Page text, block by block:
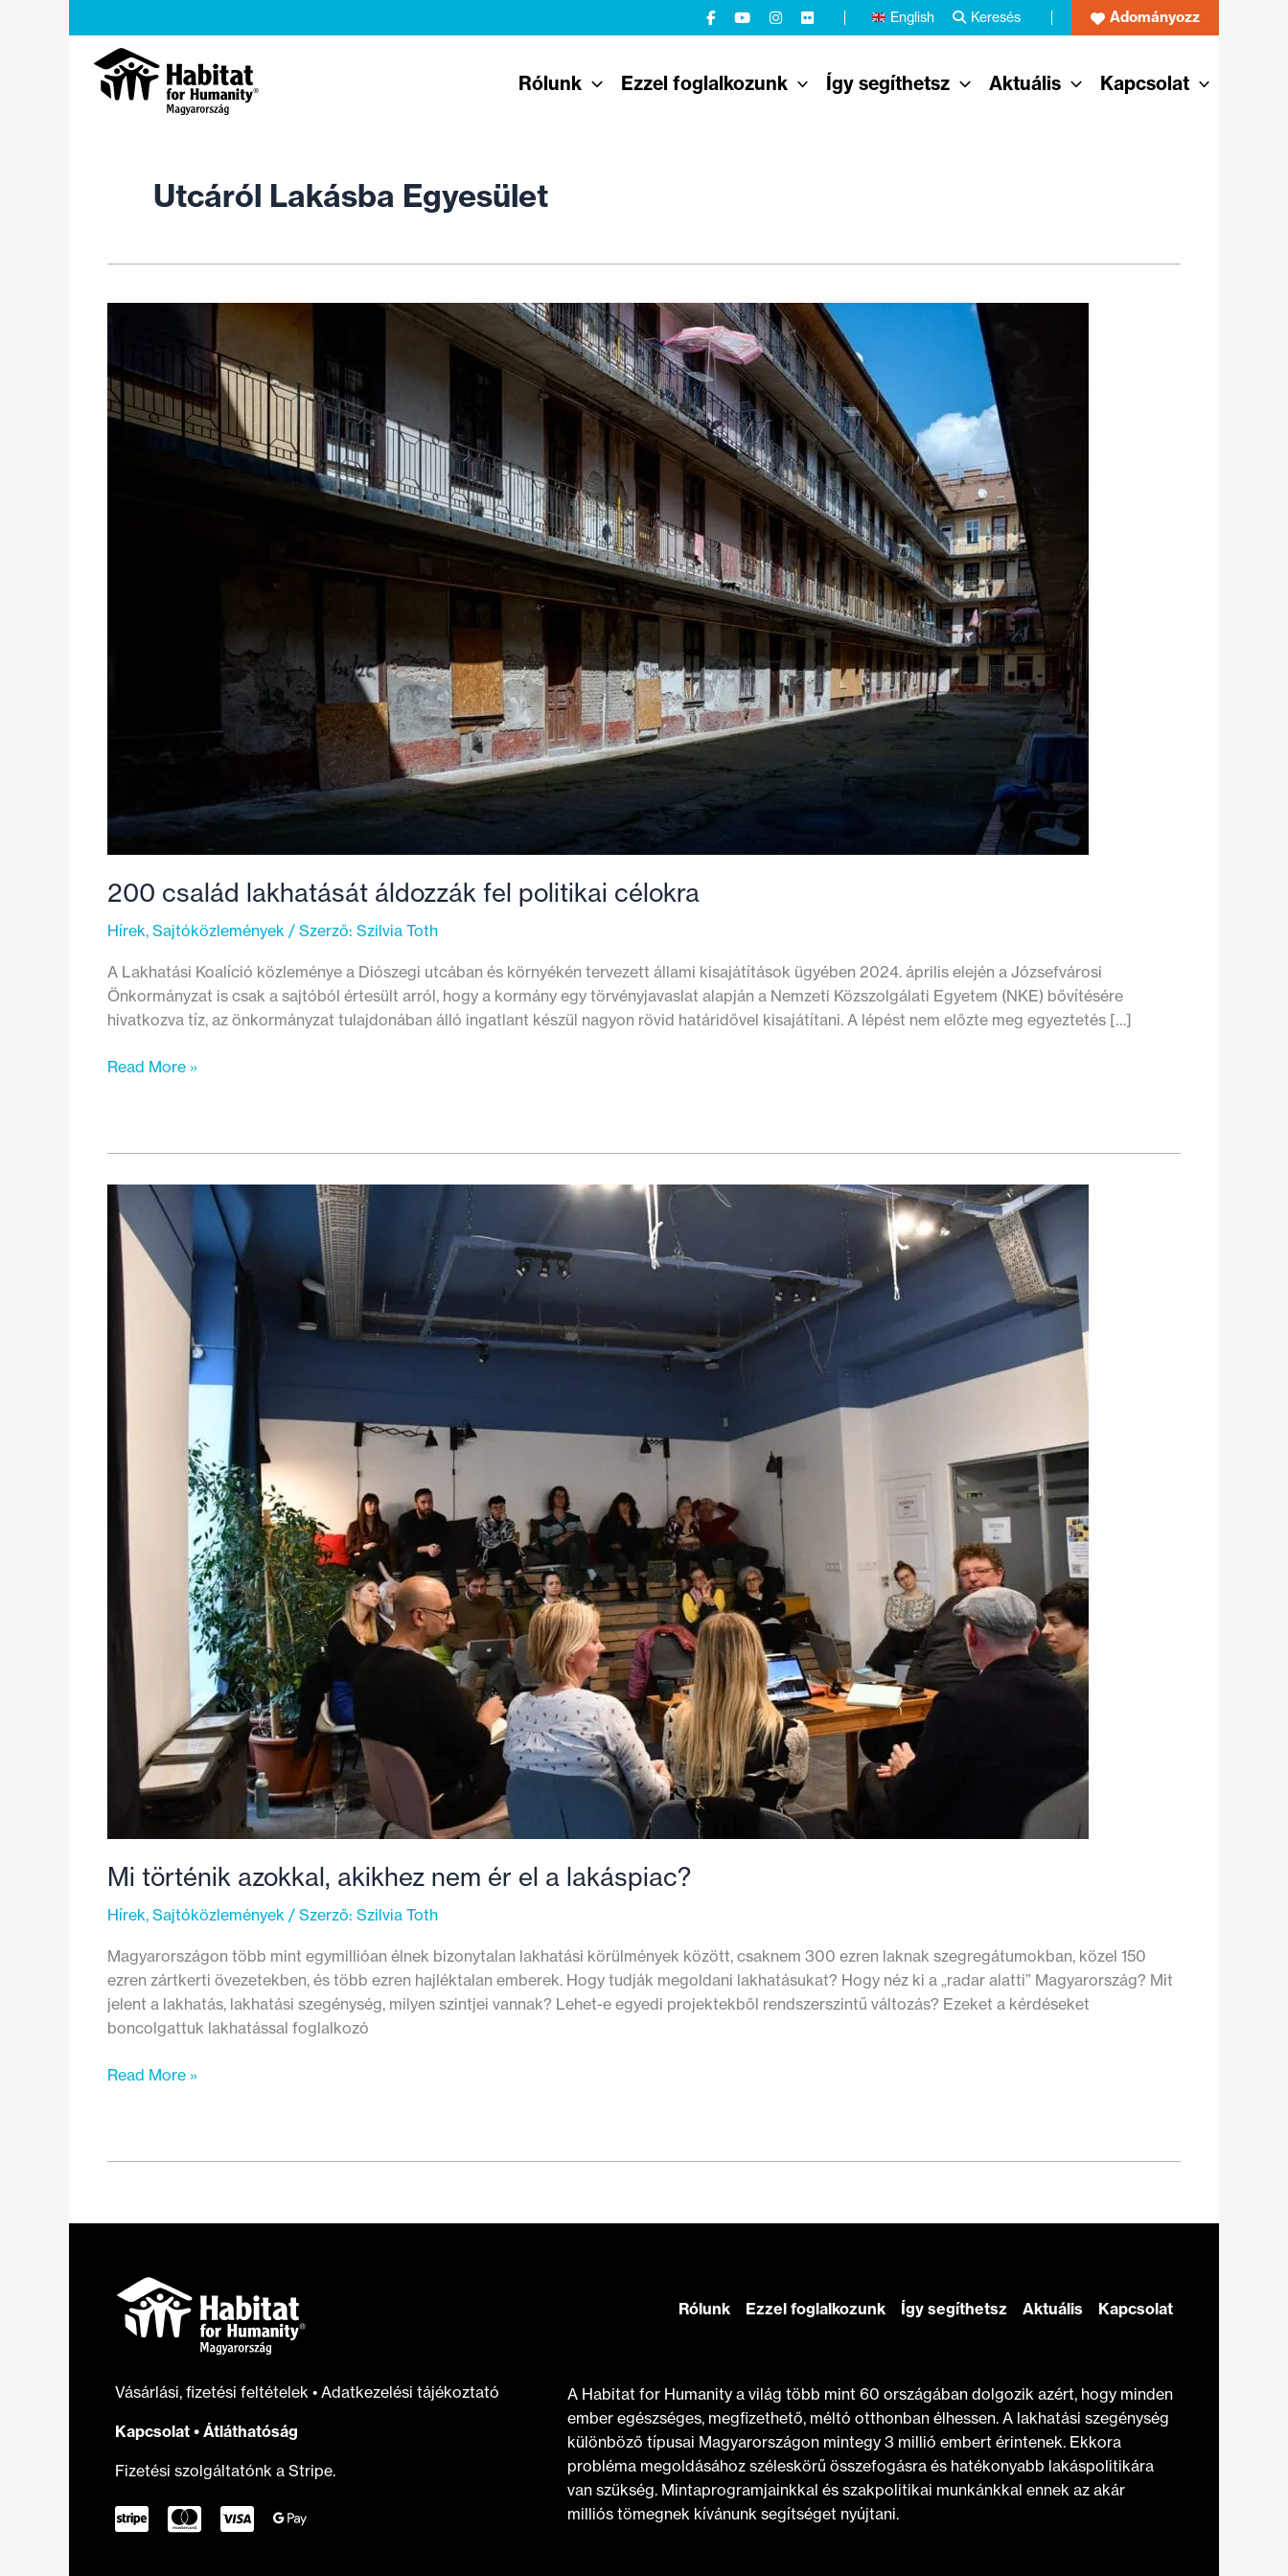
English Keresés Adományozz
Rólunk Ezzel foglalkozunk Így segíthetsz Aktuális Kapcsolat
Utcáról Lakásba Egyesület
200 család lakhatását áldozzák fel politikai célokra
Hírek, Sajtóközlemények / Szerző: Szilvia Toth
A Lakhatási Koalíció közleménye a Diószegi utcában és környékén tervezett állami kisajátítások ügyében 2024. április elején a Józsefvárosi
Önkormányzat is csak a sajtóból értesült arról, hogy a kormány egy törvényjavaslat alapján a Nemzeti Közszolgálati Egyetem (NKE) bővítésére
hivatkozva tíz, az önkormányzat tulajdonában álló ingatlant készül nagyon rövid határidővel kisajátítani. A lépést nem előzte meg egyeztetés […]
200
politikai
célokra
Read More »
Mi történik azokkal, akikhez nem ér el a lakáspiac?
Hírek, Sajtóközlemények / Szerző: Szilvia Toth
Magyarországon több mint egymillióan élnek bizonytalan lakhatási körülmények között, csaknem 300 ezren laknak szegregátumokban, közel 150
ezren zártkerti övezetekben, és több ezren hajléktalan emberek. Hogy tudják megoldani lakhatásukat? Hogy néz ki a „radar alatti” Magyarország? Mit
jelent a lakhatás, lakhatási szegénység, milyen szintjei vannak? Lehet-e egyedi projektekből rendszerszintű változás? Ezeket a kérdéseket
boncolgattuk lakhatással foglalkozó
Mi
Read More »
Vásárlási, fizetési feltételek • Adatkezelési tájékoztató
Kapcsolat • Átláthatóság
Fizetési szolgáltatónk a Stripe.
Rólunk Ezzel foglalkozunk Így segíthetsz Aktuális Kapcsolat
A Habitat for Humanity a világ több mint 60 országában dolgozik azért, hogy minden
ember egészséges, megfizethető, méltó otthonban élhessen. A lakhatási szegénység
különböző típusai Magyarországon mintegy 3 millió embert érintenek. Ekkora
probléma megoldásához széleskörű összefogásra és hatékonyabb lakáspolitikára
van szükség. Mintaprogramjainkkal és szakpolitikai munkánkkal ennek az akár
milliós tömegnek kívánunk segítséget nyújtani.